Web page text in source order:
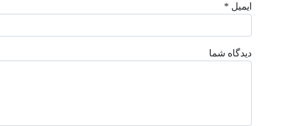
ایمیل *
دیدگاه شما